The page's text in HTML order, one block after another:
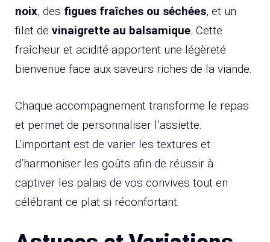
noix, des figues fraîches ou séchées, et un
filet de vinaigrette au balsamique. Cette
fraîcheur et acidité apportent une légèreté
bienvenue face aux saveurs riches de la viande.
Chaque accompagnement transforme le repas
et permet de personnaliser l’assiette.
L’important est de varier les textures et
d’harmoniser les goûts afin de réussir à
captiver les palais de vos convives tout en
célébrant ce plat si réconfortant.